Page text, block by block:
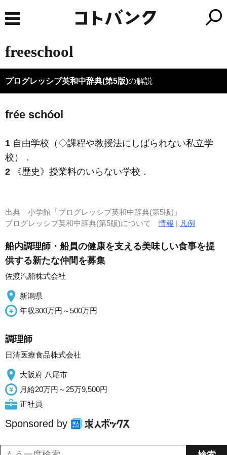
freeschool
プログレッシブ英和中辞典(第5版)の解説
frée schóol
1 自由学校（◇課程や教授法にしばられない私立学
校）
．
2
《歴史》 授業料のいらない学校 ．
出典 小学館「プログレッシブ英和中辞典(第5版)」
プログレッシブ英和中辞典(第5版)について情報 | 凡例
船内調理師・船員の健康を支える美味しい食事を提
供する新たな仲間を募集
佐渡汽船株式会社
新潟県
年収300万円～500万円
調理師
日清医療食品株式会社
大阪府 八尾市
月給20万円～25万9,500円
正社員
Sponsored by